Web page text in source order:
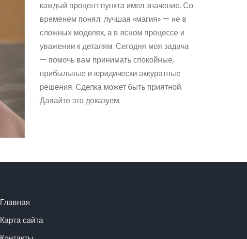
каждый процент пункта имел значение. Со
временем понял: лучшая «магия» — не в
сложных моделях, а в ясном процессе и
уважении к деталям. Сегодня моя задача
— помочь вам принимать спокойные,
прибыльные и юридически аккуратные
решения. Сделка может быть приятной.
Давайте это доказуем.
Главная
Карта сайта